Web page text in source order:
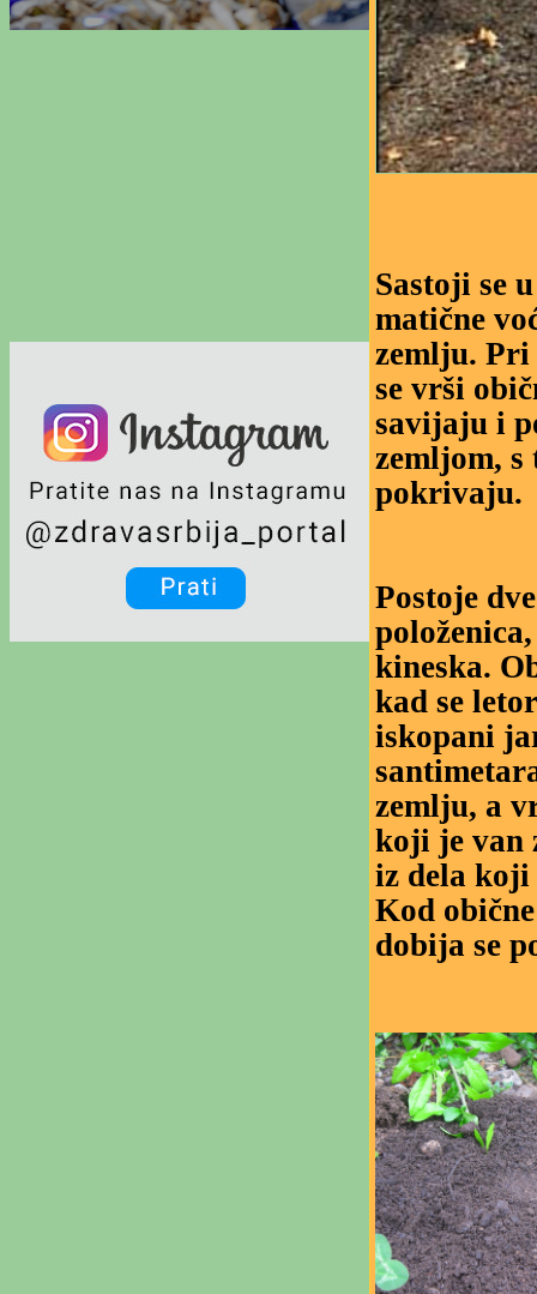
Sastoji se
matične
zemlju. Pri
se vrši
savijaju i
zemljom,
pokrivaju.
Postoje
kineska.
kad se
iskopani
zemlju, a
koji je van
iz dela koji
Kod
dobija se